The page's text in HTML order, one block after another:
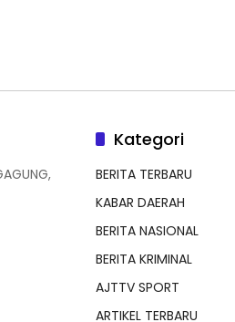
Kategori
BERITA TERBARU
KABAR DAERAH
BERITA NASIONAL
BERITA KRIMINAL
AJTTV SPORT
ARTIKEL TERBARU